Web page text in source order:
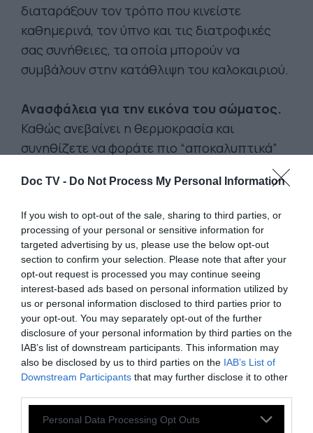
Doc TV - Do Not Process My Personal Information
If you wish to opt-out of the sale, sharing to third parties, or
processing of your personal or sensitive information for
targeted advertising by us, please use the below opt-out
section to confirm your selection. Please note that after your
opt-out request is processed you may continue seeing
interest-based ads based on personal information utilized by
us or personal information disclosed to third parties prior to
your opt-out. You may separately opt-out of the further
disclosure of your personal information by third parties on the
IAB’s list of downstream participants. This information may
also be disclosed by us to third parties on the IAB’s List of
Downstream Participants that may further disclose it to other
Personal Data Processing Opt Outs
διαταράξουν τον τρόπο που κινείστε
καθημερινά, τον ύπνο και τις διατροφικές
σας συνήθειες, τα οποία μπορούν να
συμβάλουν στην κατάθλιψη του καλοκαιριού.
Ανασφάλεια για την εικόνα του σώματος.
Καθώς ανεβαίνει η θερμοκρασία και
συνηθίζετε να φοράτε πιο “αποκαλυπτικά”
παραλία, ίσως αισθανθείτε αμήχανα για την
μπορεί να κάνει τη ζωή σας δύσκολη.
Δεδομένου ότι τόσες πολλές
δραστηριότητες το καλοκαίρι
περιστρέφονται γύρω από παραλίες και
βραδινές εξόδους, πολλοί άνθρωποι
αρχίζουν να αποφεύγουν κοινωνικές
καταστάσεις επειδή φοβούνται ότι θα
έρθουν σε αμηχανία.